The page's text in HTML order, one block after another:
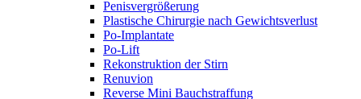
Penisvergrößerung
Plastische Chirurgie nach Gewichtsverlust
Po-Implantate
Po-Lift
Rekonstruktion der Stirn
Renuvion
Reverse Mini Bauchstraffung